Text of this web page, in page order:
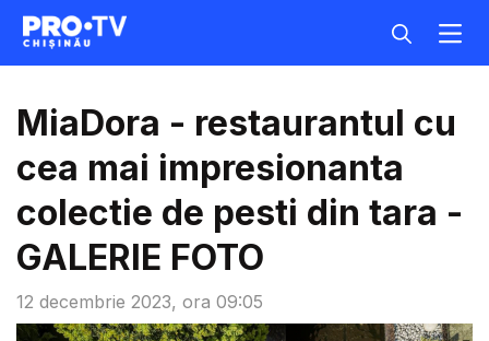
12 decembrie 2023, ora 09:05
MiaDora - restaurantul cu
cea mai impresionanta
colectie de pesti din tara -
GALERIE FOTO